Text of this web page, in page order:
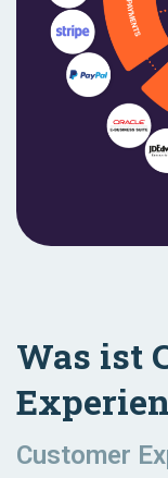
Was ist
Customer